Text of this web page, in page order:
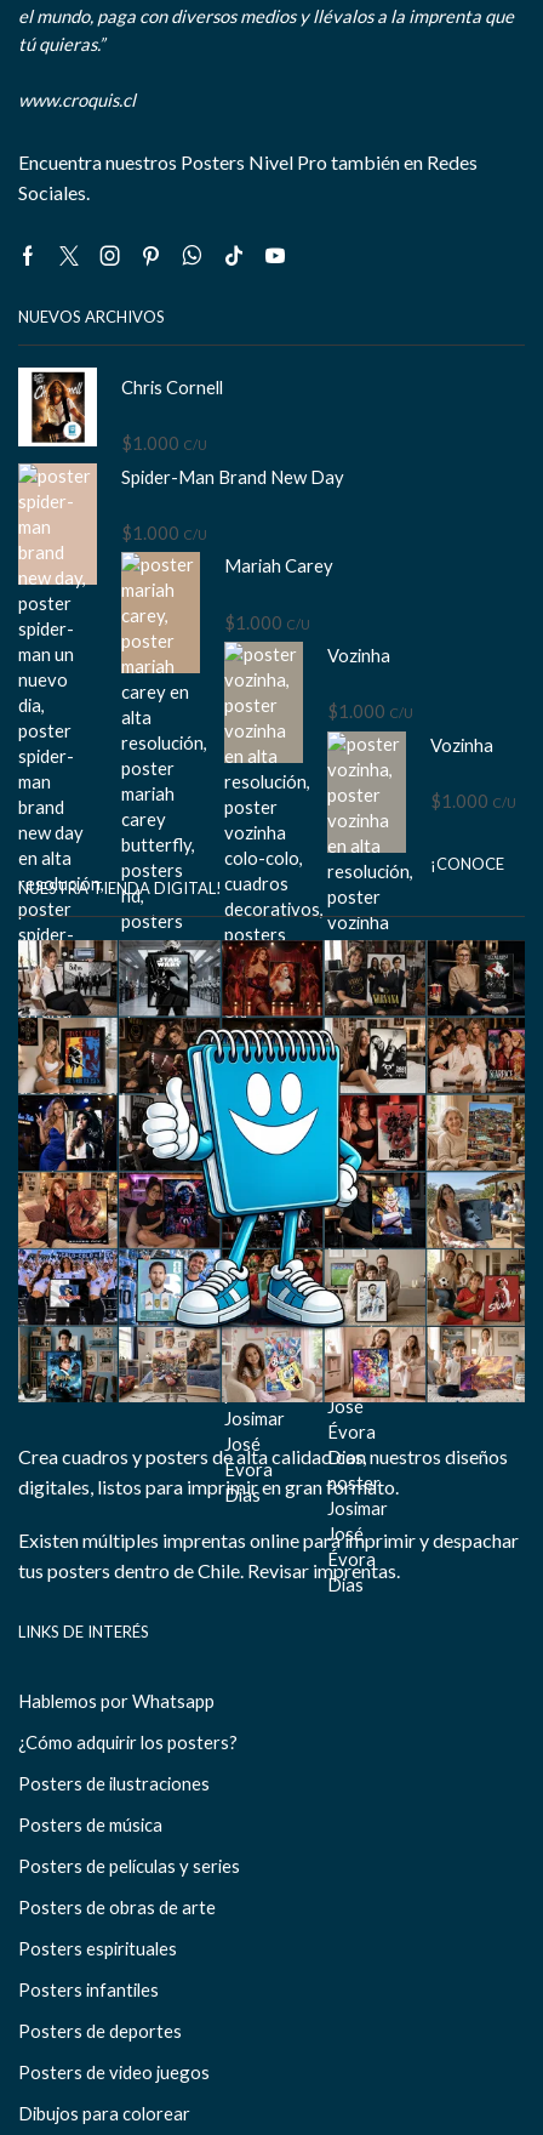
el mundo, paga con diversos medios y llévalos a la imprenta que
tú quieras.”
www.croquis.cl
Encuentra nuestros Posters Nivel Pro también en Redes
Sociales.
Facebook
TwitterInstagram
PinterestWhatsapp
Tik- Youtube
NUEVOS ARCHIVOS
Chris Cornell
$1.000 C/U
Spider-Man Brand New Day
$1.000 C/U
Mariah Carey
$1.000 C/U
Vozinha
$1.000 C/U
Vozinha
$1.000 C/U
¡CONOCE
NUESTRA TIENDA DIGITAL!
Crea cuadros y posters de alta calidad con nuestros diseños
digitales, listos para imprimir en gran formato.
Existen múltiples imprentas online para imprimir y despachar
tus posters dentro de Chile. Revisar imprentas.
LINKS DE INTERÉS
Hablemos por Whatsapp
¿Cómo adquirir los posters?
Posters de ilustraciones
Posters de música
Posters de películas y series
Posters de obras de arte
Posters espirituales
Posters infantiles
Posters de deportes
Posters de video juegos
Dibujos para colorear